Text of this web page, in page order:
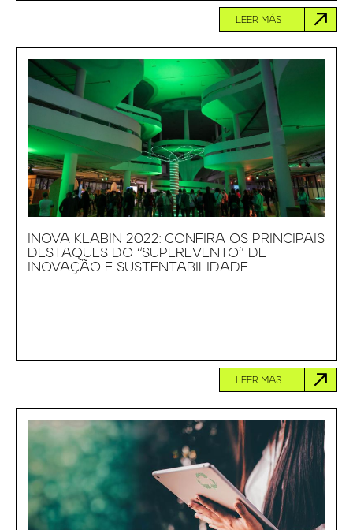
LEER MÁS
INOVA KLABIN 2022: CONFIRA OS PRINCIPAIS
DESTAQUES DO “SUPEREVENTO” DE
INOVAÇÃO E SUSTENTABILIDADE
LEER MÁS